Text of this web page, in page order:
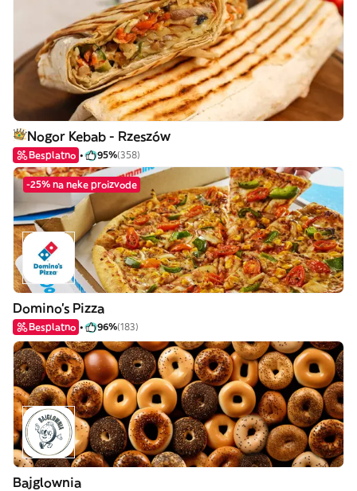
Nogor Kebab - Rzeszów
Besplatno 95%(358)
-25% na neke proizvode
Domino's Pizza
Besplatno 96%(183)
Bajglownia